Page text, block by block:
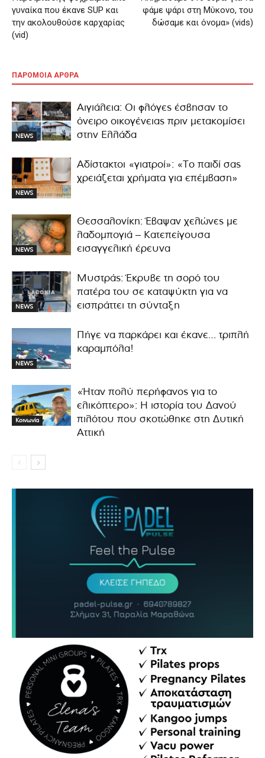
γυναίκα που έκανε SUP και
την ακολουθούσε καρχαρίας
(vid)
φάμε ψάρι στη Μύκονο, του
δώσαμε και όνομα» (vids)
ΠΑΡΟΜΟΙΑ ΑΡΘΡΑ
NEWS
Αιγιάλεια: Οι φλόγες έσβησαν το
όνειρο οικογένειας πριν μετακομίσει
στην Ελλάδα
NEWS
Αδίστακτοι «γιατροί»: «Το παιδί σας
χρειάζεται χρήματα για επέμβαση»
NEWS
Θεσσαλονίκη: Έβαψαν χελώνες με
λαδομπογιά – Κατεπείγουσα
εισαγγελική έρευνα
NEWS
Μυστράς: Έκρυβε τη σορό του
πατέρα του σε καταψύκτη για να
εισπράττει τη σύνταξη
NEWS
Πήγε να παρκάρει και έκανε… τριπλή
καραμπόλα!
Κοινωνία
«Ήταν πολύ περήφανος για το
ελικόπτερο»: Η ιστορία του Δανού
πιλότου που σκοτώθηκε στη Δυτική
Αττική